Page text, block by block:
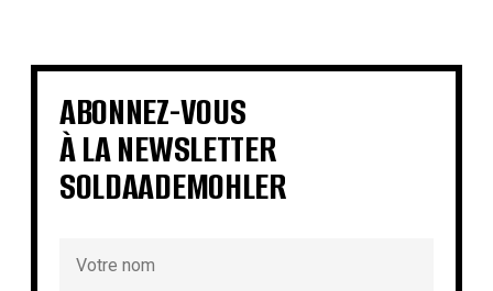
€
€
€
ABONNEZ-VOUS
À LA NEWSLETTER
SOLDAADEMOHLER